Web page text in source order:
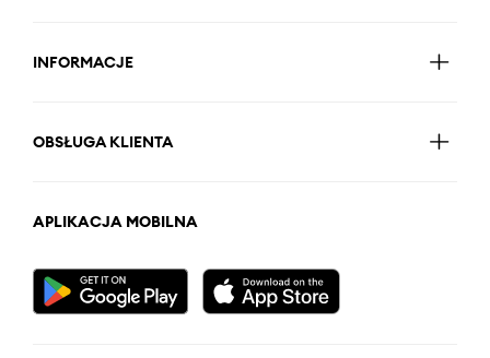
INFORMACJE
OBSŁUGA KLIENTA
APLIKACJA MOBILNA